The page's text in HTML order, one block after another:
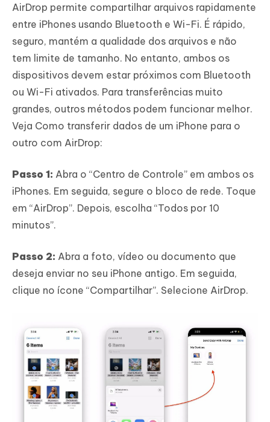
AirDrop permite compartilhar arquivos rapidamente
entre iPhones usando Bluetooth e Wi-Fi. É rápido,
seguro, mantém a qualidade dos arquivos e não
tem limite de tamanho. No entanto, ambos os
dispositivos devem estar próximos com Bluetooth
ou Wi-Fi ativados. Para transferências muito
grandes, outros métodos podem funcionar melhor.
Veja Como transferir dados de um iPhone para o
outro com AirDrop:
Passo 1: Abra o “Centro de Controle” em ambos os
iPhones. Em seguida, segure o bloco de rede. Toque
em “AirDrop”. Depois, escolha “Todos por 10
minutos”.
Passo 2: Abra a foto, vídeo ou documento que
deseja enviar no seu iPhone antigo. Em seguida,
clique no ícone “Compartilhar”. Selecione AirDrop.